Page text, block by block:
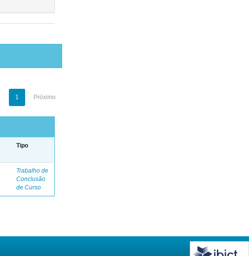
1 Próximo
Tipo
Trabalho de
Conclusão
de Curso